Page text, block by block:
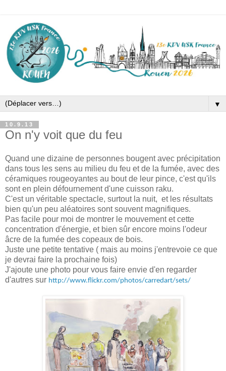
▼
10.9.13
On n'y voit que du feu
Quand une dizaine de personnes bougent avec précipitation
dans tous les sens au milieu du feu et de la fumée, avec des
céramiques rougeoyantes au bout de leur pince, c'est qu'ils
sont en plein défournement d'une cuisson raku.
C'est un véritable spectacle, surtout la nuit, et les résultats
bien qu'un peu aléatoires sont souvent magnifiques.
Pas facile pour moi de montrer le mouvement et cette
concentration d'énergie, et bien sûr encore moins l'odeur
âcre de la fumée des copeaux de bois.
Juste une petite tentative ( mais au moins j'entrevoie ce que
je devrai faire la prochaine fois)
J'ajoute une photo pour vous faire envie d'en regarder
d'autres sur http://www.flickr.com/photos/carredart/sets/